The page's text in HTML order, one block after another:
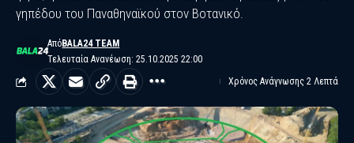
γηπέδου του Παναθηναϊκού στον Βοτανικό.
Τελευταία Ανανέωση: 25.10.2025 22:00
ΑπόBALA24 TEAM
Χρόνος Ανάγνωσης 2 Λεπτά